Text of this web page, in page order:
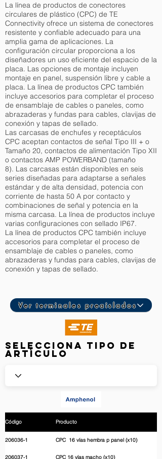
La línea de productos de conectores
circulares de plástico (CPC) de TE
Connectivity ofrece un sistema de conectores
resistente y confiable adecuado para una
amplia gama de aplicaciones. La
configuración circular proporciona a los
diseñadores un uso eficiente del espacio de la
placa. Las opciones de montaje incluyen
montaje en panel, suspensión libre y cable a
placa. La línea de productos CPC también
incluye accesorios para completar el proceso
de ensamblaje de cables o paneles, como
abrazaderas y fundas para cables, clavijas de
conexión y tapas de sellado.
Las carcasas de enchufes y receptáculos
CPC aceptan contactos de señal Tipo III + o
Tamaño 20, contactos de alimentación Tipo XII
o contactos AMP POWERBAND (tamaño
8). Las carcasas están disponibles en seis
series diseñadas para adaptarse a señales
estándar y de alta densidad, potencia con
corriente de hasta 50 A por contacto y
combinaciones de señal y potencia en la
misma carcasa. La línea de productos incluye
varias configuraciones con sellado IP67.
La línea de productos CPC también incluye
accesorios para completar el proceso de
ensamblaje de cables o paneles, como
abrazaderas y fundas para cables, clavijas de
conexión y tapas de sellado.
Ver terminales preaislados
Selecciona Tipo de
artículo
Código Producto
206036-1 CPC 16 vías hembra p panel (x10)
206037-1 CPC 16 vías macho (x10)